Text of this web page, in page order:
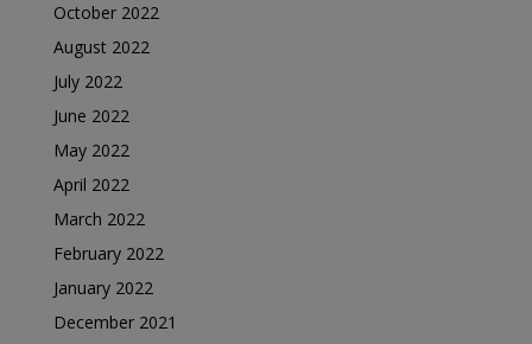
October 2022
August 2022
July 2022
June 2022
May 2022
April 2022
March 2022
February 2022
January 2022
December 2021